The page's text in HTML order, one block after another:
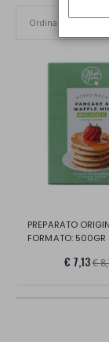
FORMATO: 500GR
€ 7,13€